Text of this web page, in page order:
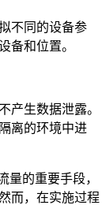
不同的设备参
备和位置。
产生数据泄露。
离的环境中进
量的重要手段，
而，在实施过程